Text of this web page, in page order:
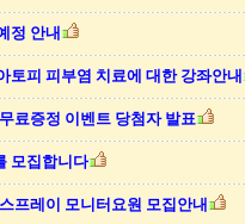
정 안내
토피 피부염 치료에 대한 강좌안내
료증정 이벤트 당첨자 발표
모집합니다
프레이 모니터요원 모집안내